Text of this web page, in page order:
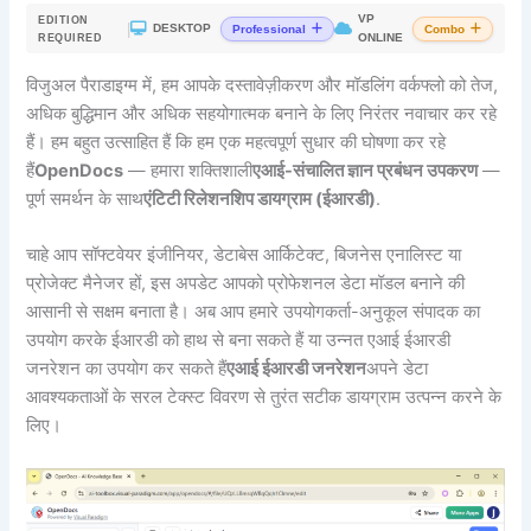
EDITION
REQUIRED
DESKTOP Professional
VP
ONLINE
Combo
विजुअल पैराडाइग्म में, हम आपके दस्तावेज़ीकरण और मॉडलिंग वर्कफ्लो को तेज,
अधिक बुद्धिमान और अधिक सहयोगात्मक बनाने के लिए निरंतर नवाचार कर रहे
हैं। हम बहुत उत्साहित हैं कि हम एक महत्वपूर्ण सुधार की घोषणा कर रहे
हैंOpenDocs — हमारा शक्तिशालीएआई-संचालित ज्ञान प्रबंधन उपकरण—
पूर्ण समर्थन के साथएंटिटी रिलेशनशिप डायग्राम (ईआरडी).
चाहे आप सॉफ्टवेयर इंजीनियर, डेटाबेस आर्किटेक्ट, बिजनेस एनालिस्ट या
प्रोजेक्ट मैनेजर हों, इस अपडेट आपको प्रोफेशनल डेटा मॉडल बनाने की
आसानी से सक्षम बनाता है। अब आप हमारे उपयोगकर्ता-अनुकूल संपादक का
उपयोग करके ईआरडी को हाथ से बना सकते हैं या उन्नत एआई ईआरडी
जनरेशन का उपयोग कर सकते हैंएआई ईआरडी जनरेशनअपने डेटा
आवश्यकताओं के सरल टेक्स्ट विवरण से तुरंत सटीक डायग्राम उत्पन्न करने के
लिए।